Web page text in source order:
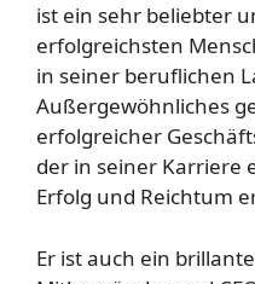
ist ein sehr beliebter
erfolgreichsten
in seiner beruflichen
Außergewöhnliches
erfolgreicher
der in seiner Karriere
Erfolg und Reichtum
Er ist auch ein